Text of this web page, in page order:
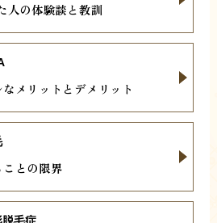
人の体験談と教訓
メリットとデメリット
との限界